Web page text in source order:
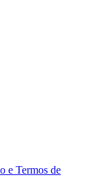
e Termos de